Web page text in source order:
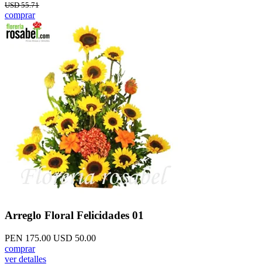
USD 55.71
comprar
Arreglo Floral Felicidades 01
PEN 175.00 USD 50.00
comprar
ver detalles